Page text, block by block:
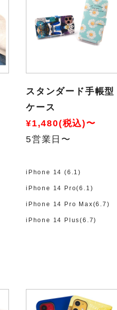
スタンダード手帳型
ケース
¥1,480(税込)〜
5営業日〜
iPhone 14 (6.1)
iPhone 14 Pro(6.1)
iPhone 14 Pro Max(6.7)
iPhone 14 Plus(6.7)